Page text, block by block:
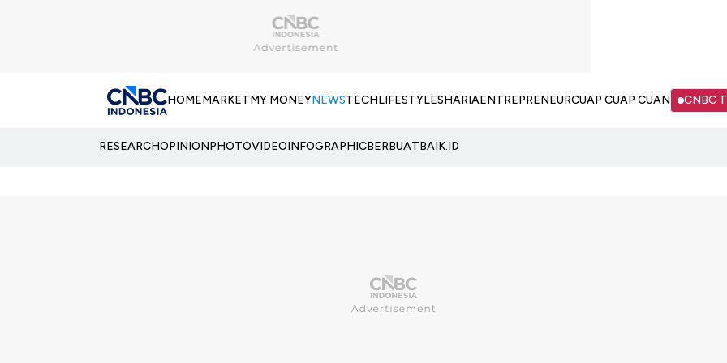
HOMEMARKETMY MONEYNEWSTECHLIFESTYLESHARIAENTREPRENEURCUAP CUAP CUAN CNBC
RESEARCHOPINIONPHOTOVIDEOINFOGRAPHICBERBUATBAIK.ID